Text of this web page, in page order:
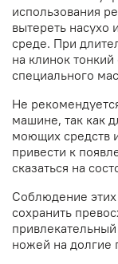
использования
вытереть насухо
среде. При
на клинок
специального
Не
машине, так как
моющих средств
привести к
сказаться на
Соблюдение
сохранить
ножей на долгие